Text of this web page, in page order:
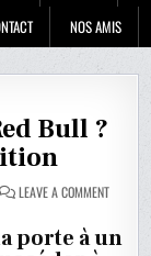
NOS AMIS
Bull ?
LEAVE A COMMENTON
CHEZ
RED
porte à un